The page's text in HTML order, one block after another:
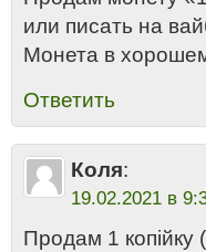
или писать на
Монета в
Ответить
Коля:
19.02.2021 в
Продам 1 копійку